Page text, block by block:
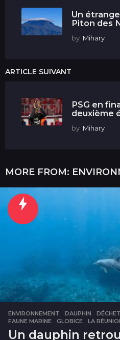
Un
Piton des
by Mihary
ARTICLE SUIVANT
PSG en
deuxième
by Mihary
MORE FROM:
ENVIRONNEMENT DAUPHIN ,
FAUNE MARINE
,GLOBICE ,LA
Un dauphin